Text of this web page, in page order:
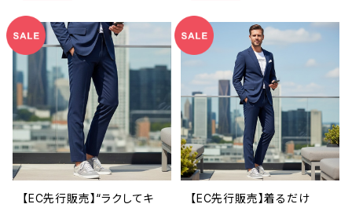
【EC先行販売】“ラクしてキ
【EC先行販売】着るだけ